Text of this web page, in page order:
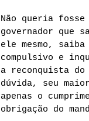
Não queria
governador que
ele mesmo,
compulsivo e
a reconquista do
dúvida, seu
apenas o
obrigação do